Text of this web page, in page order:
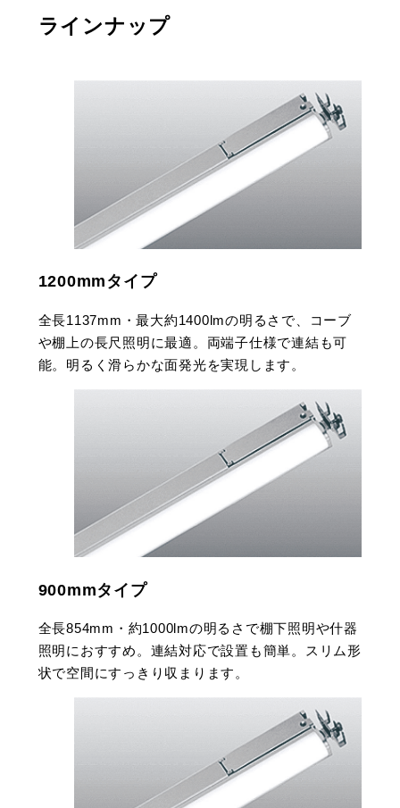
ラインナップ
1200mmタイプ
全長1137mm・最大約1400lmの明るさで、コーブ
や棚上の長尺照明に最適。両端子仕様で連結も可
能。明るく滑らかな面発光を実現します。
900mmタイプ
全長854mm・約1000lmの明るさで棚下照明や什器
照明におすすめ。連結対応で設置も簡単。スリム形
状で空間にすっきり収まります。